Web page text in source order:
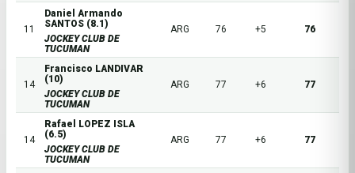
11
Daniel Armando
SANTOS (8.1)
JOCKEY CLUB DE
TUCUMAN
ARG 76 +5 76
14
Francisco LANDIVAR
(10)
JOCKEY CLUB DE
TUCUMAN
ARG 77 +6 77
14
Rafael LOPEZ ISLA
(6.5)
JOCKEY CLUB DE
TUCUMAN
ARG 77 +6 77